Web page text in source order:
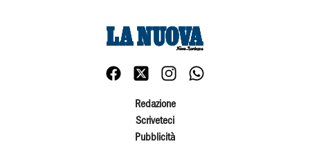
Redazione
Scriveteci
Pubblicità